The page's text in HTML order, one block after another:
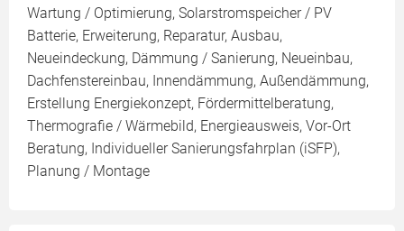
Wartung / Optimierung, Solarstromspeicher / PV
Batterie, Erweiterung, Reparatur, Ausbau,
Neueindeckung, Dämmung / Sanierung, Neueinbau,
Dachfenstereinbau, Innendämmung, Außendämmung,
Erstellung Energiekonzept, Fördermittelberatung,
Thermografie / Wärmebild, Energieausweis, Vor-Ort
Beratung, Individueller Sanierungsfahrplan (iSFP),
Planung / Montage